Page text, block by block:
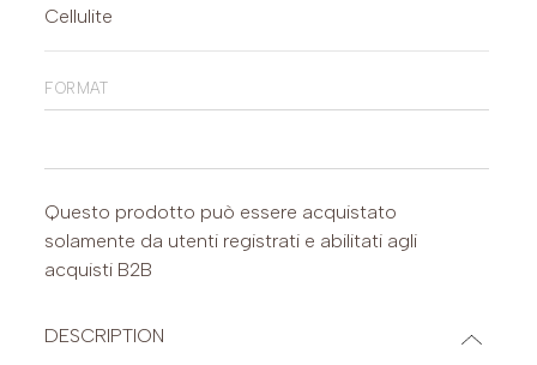
Cellulite
format
Questo prodotto può essere acquistato
solamente da utenti registrati e abilitati agli
acquisti B2B
DESCRIPTION